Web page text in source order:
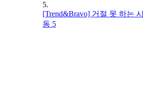
5.
[Trend&Bravo] 거절 못 하는
동 5